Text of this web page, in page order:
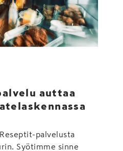
auttaa
palvelusta
Syötimme sinne